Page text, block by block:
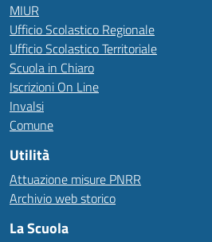
MIUR
Ufficio Scolastico Regionale
Ufficio Scolastico Territoriale
Scuola in Chiaro
Iscrizioni On Line
Invalsi
Comune
Utilità
Attuazione misure PNRR
Archivio web storico
La Scuola